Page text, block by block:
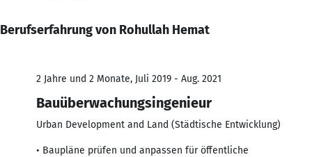
Berufserfahrung von Rohullah Hemat
2 Jahre und 2 Monate, Juli 2019 - Aug. 2021
Bauüberwachungsingenieur
Urban Development and Land (Städtische Entwicklung)
• Baupläne prüfen und anpassen für öffentliche